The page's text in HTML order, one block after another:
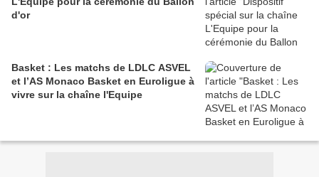
d'or
Basket : Les matchs de LDLC ASVEL
et l’AS Monaco Basket en Euroligue à
vivre sur la chaîne l'Equipe